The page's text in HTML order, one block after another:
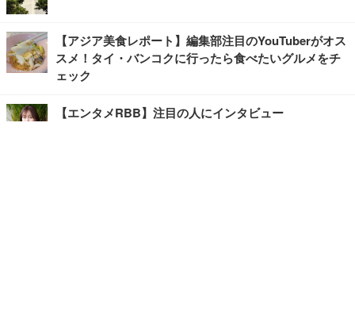
【アジア美食レポート】編集部注目のYouTuberがオス
スメ！タイ・バンコクに行ったら食べたいグルメをチ
ェック
【エンタメRBB】注目の人にインタビュー